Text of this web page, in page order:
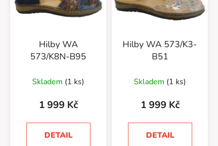
Hilby WA
573/K8N-B95
hodnocení
produktu
5,0
z
Skladem (1 ks)
1 999 Kč
DETAIL
Hilby WA 573/K3-
B51
Skladem (1 ks)
1 999 Kč
DETAIL